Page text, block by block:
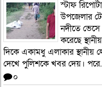
স্টাফ
উপজেলার
নদীতে
করেছে
দিকে একামধু এলাকার
দেখে পুলিশকে খবর দেয়।
০